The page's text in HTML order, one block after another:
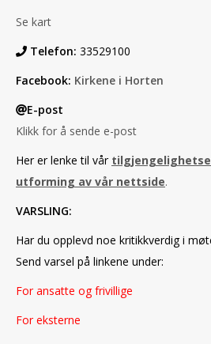
Se kart
Telefon: 33529100
Facebook: Kirkene i Horten
E-post
Klikk for å sende e-post
Her er lenke til vår
utforming av vår nettside.
VARSLING:
Har du opplevd noe kritikkverdig i
Send varsel på linkene under:
For ansatte og frivillige
For eksterne